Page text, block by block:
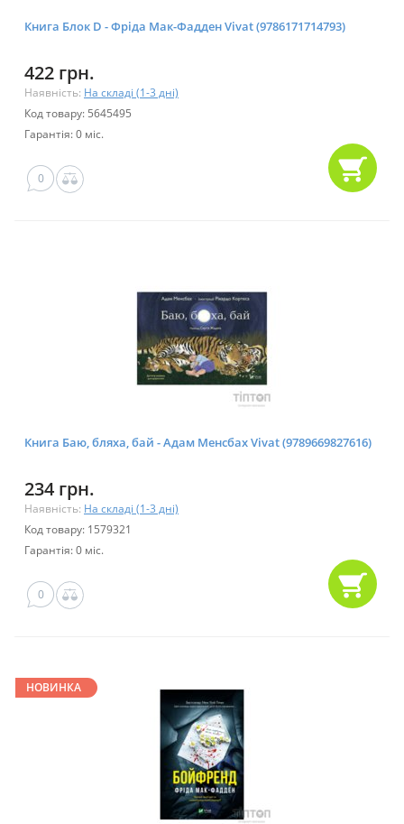
Книга Блок D - Фріда Мак-Фадден Vivat (9786171714793)
422 грн.
Наявність: На складі (1-3 дні)
Код товару: 5645495
Гарантія: 0 міс.
0
Книга Баю, бляха, бай - Адам Менсбах Vivat (9789669827616)
234 грн.
Наявність: На складі (1-3 дні)
Код товару: 1579321
Гарантія: 0 міс.
0
НОВИНКА